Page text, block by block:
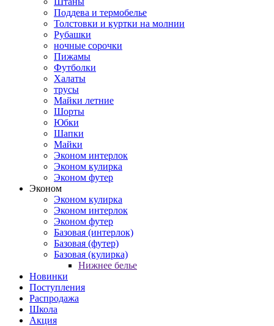
Поддева и термобелье
Толстовки и куртки на молнии
Рубашки
ночные сорочки
Пижамы
Футболки
Халаты
трусы
Майки летние
Шорты
Юбки
Шапки
Майки
Эконом интерлок
Эконом кулирка
Эконом футер
Эконом
Эконом кулирка
Эконом интерлок
Эконом футер
Базовая (интерлок)
Базовая (футер)
Базовая (кулирка)
Нижнее белье
Новинки
Поступления
Распродажа
Школа
Акция